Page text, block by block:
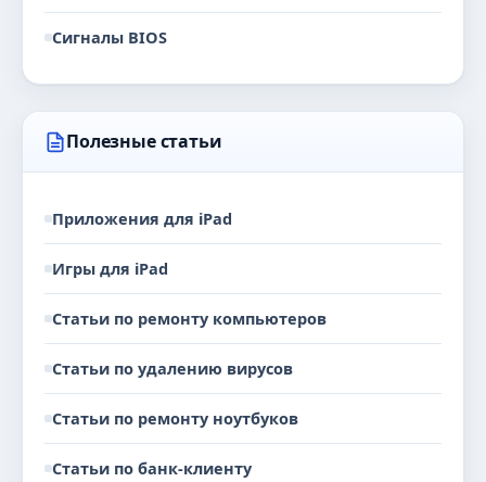
Сигналы BIOS
Полезные статьи
Приложения для iPad
Игры для iPad
Статьи по ремонту компьютеров
Статьи по удалению вирусов
Статьи по ремонту ноутбуков
Статьи по банк-клиенту